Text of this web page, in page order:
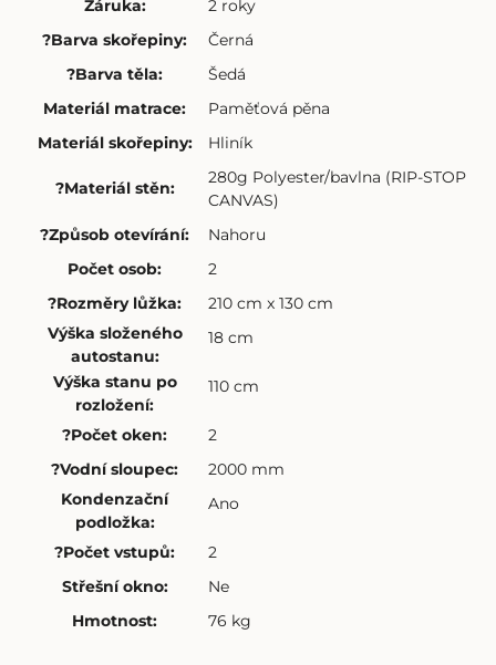
Záruka:
2 roky
?Barva skořepiny:
Černá
?Barva těla:
Šedá
Materiál matrace:
Paměťová pěna
Materiál skořepiny: Hliník
?Materiál stěn:
280g Polyester/bavlna (RIP-STOP
CANVAS)
?Způsob otevírání:
Nahoru
Počet osob:
2
?Rozměry lůžka:
210 cm x 130 cm
Výška složeného
autostanu:
18 cm
Výška stanu po
rozložení:
110 cm
?Počet oken:
2
?Vodní sloupec:
2000 mm
Kondenzační
podložka:
Ano
?Počet vstupů:
2
Střešní okno:
Ne
Hmotnost: 76 kg